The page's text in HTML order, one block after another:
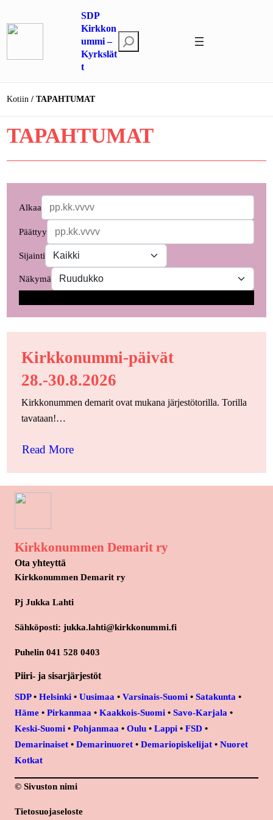
sisältöön
SDP
Kirkkon
ummi –
Kyrkslät
t
t
i
Kotiin TAPAHTUMAT
TAPAHTUMAT
Alkaa
Päättyy
Sijainti
Näkymä
Kirkkonummi-päivät
28.-30.8.2026
Kirkkonummen demarit ovat mukana järjestötorilla. Torilla
tavataan!…
Read More
Kirkkonummen Demarit ry
Ota yhteyttä
Kirkkonummen Demarit ry
Pj Jukka Lahti
Sähköposti: jukka.lahti@kirkkonummi.fi
Puhelin 041 528 0403
Piiri- ja sisarjärjestöt
SDP• Helsinki • Uusimaa • Varsinais-Suomi • Satakunta •
Häme • Pirkanmaa • Kaakkois-Suomi • Savo-Karjala •
Keski-Suomi • Pohjanmaa • Oulu • Lappi • FSD •
Demarinaiset • Demarinuoret • Demariopiskelijat • Nuoret
Kotkat
© Sivuston nimi
Tietosuojaseloste